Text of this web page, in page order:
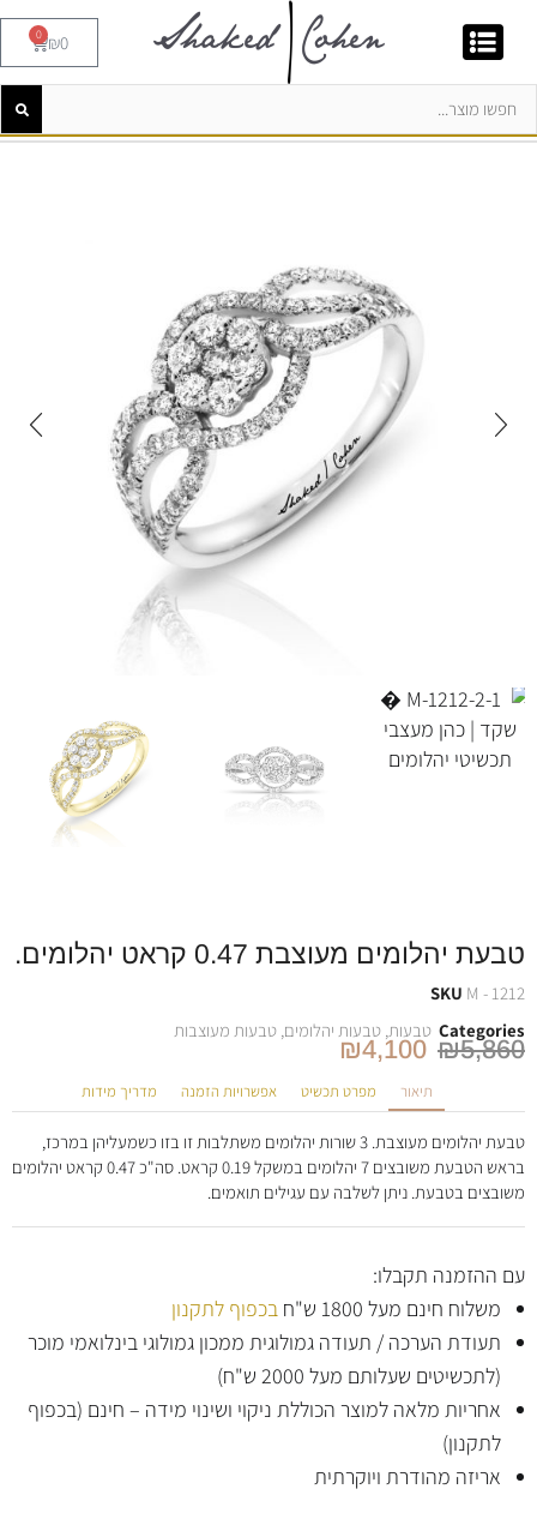
₪0
0
טבעת יהלומים מעוצבת 0.47 קראט יהלומים.
SKU M - 1212
Categories טבעות טבעות יהלומים טבעות מעוצבות
₪5,860
₪4,100
תיאור מפרט תכשיט אפשרויות הזמנה מדריך מידות
טבעת יהלומים מעוצבת. 3 שורות יהלומים משתלבות זו בזו כשמעליהן במרכז,
בראש הטבעת משובצים 7 יהלומים במשקל 0.19 קראט. סה"כ 0.47 קראט יהלומים
משובצים בטבעת. ניתן לשלבה עם עגילים תואמים.
עם ההזמנה תקבלו:
משלוח חינם מעל 1800 ש"ח
בכפוף לתקנון
תעודת הערכה / תעודה גמולוגית ממכון גמולוגי בינלואמי מוכר
(לתכשיטים שעלותם מעל 2000 ש"ח)
אחריות מלאה למוצר הכוללת ניקוי ושינוי מידה – חינם (בכפוף
לתקנון)
אריזה מהודרת ויוקרתית